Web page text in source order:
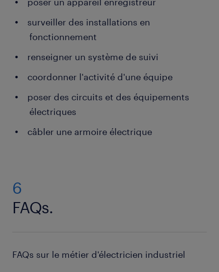
surveiller des installations en
fonctionnement
renseigner un système de suivi
coordonner l'activité d'une équipe
poser des circuits et des équipements
électriques
câbler une armoire électrique
6
FAQs.
FAQs sur le métier d'électricien industriel